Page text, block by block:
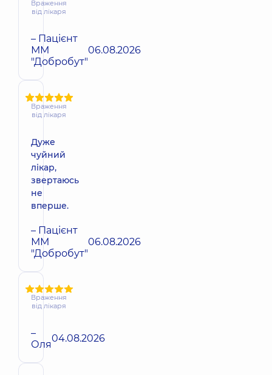
Враження
від лікаря
– Пацієнт
ММ
"Добробут"
06.08.2026
Враження
від лікаря
Дуже
чуйний
лікар,
звертаюсь
не
вперше.
– Пацієнт
ММ
"Добробут"
06.08.2026
Враження
від лікаря
–
Оля04.08.2026